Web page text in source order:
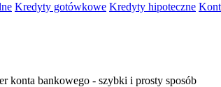
Kredyty gotówkowe Kredyty hipoteczne
konta bankowego - szybki i prosty sposób